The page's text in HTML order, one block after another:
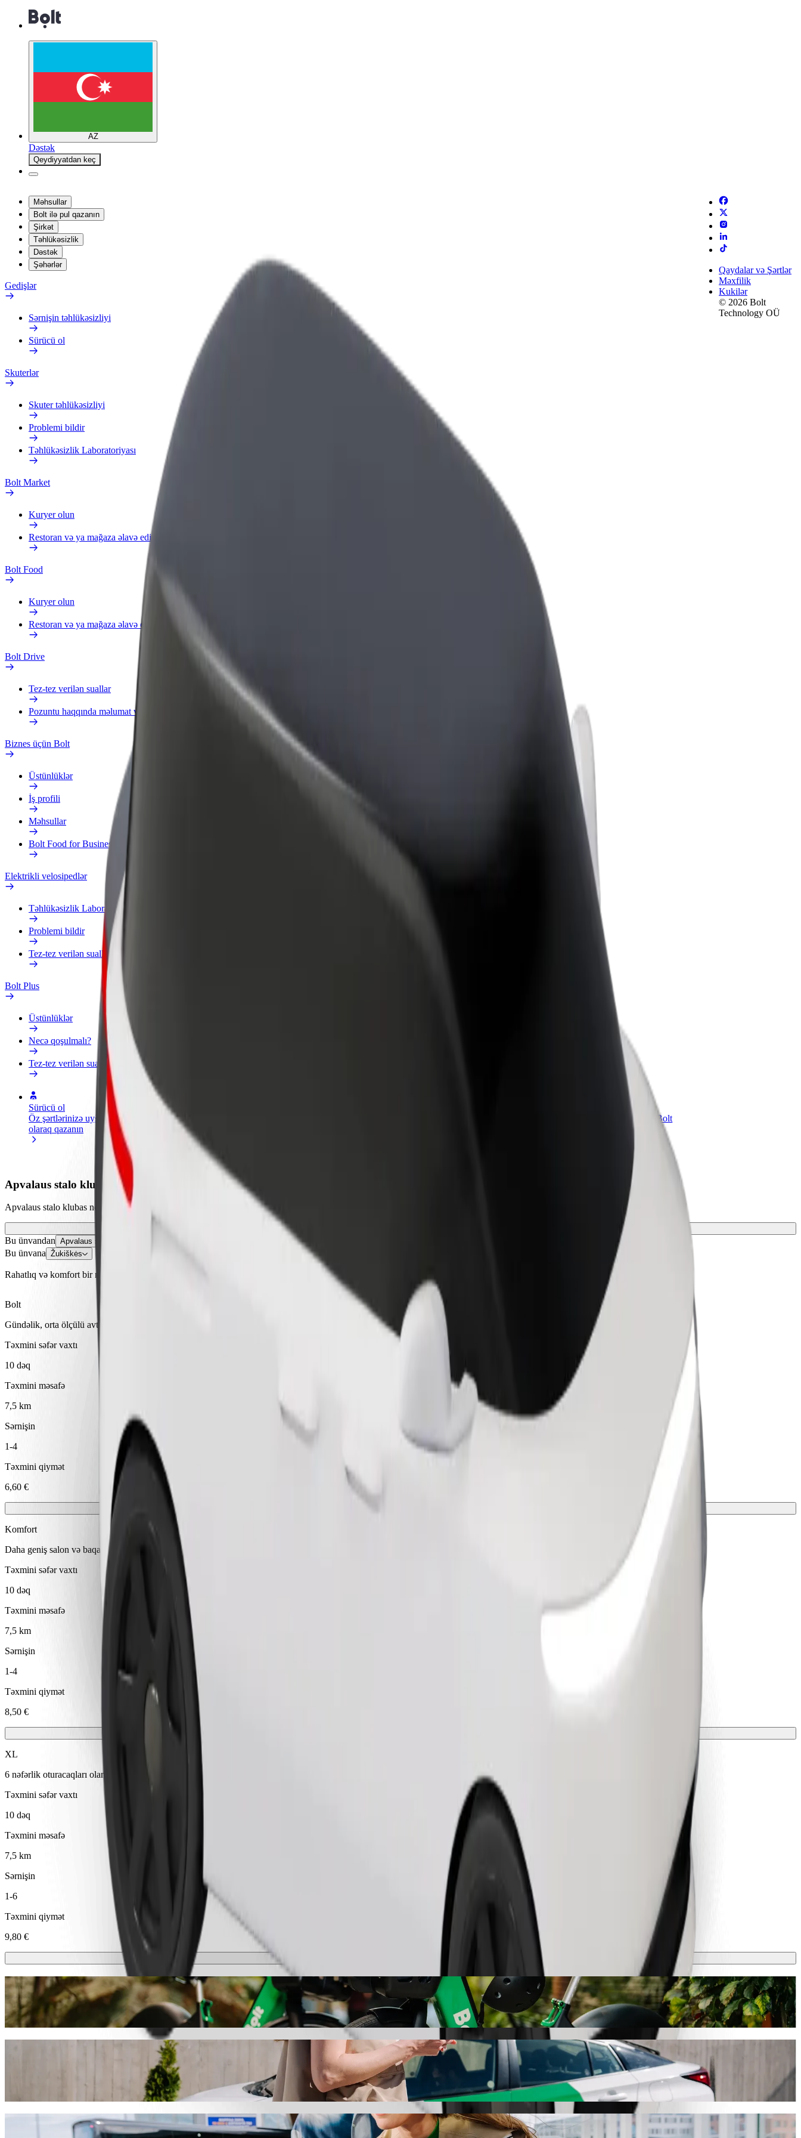
AZ
Dəstək
Qeydiyyatdan keç
Məhsullar
Bolt ilə pul qazanın
Şirkət
Təhlükəsizlik
Dəstək
Şəhərlər
Gedişlər
Sərnişin təhlükəsizliyi
Sürücü ol
Skuterlər
Skuter təhlükəsizliyi
Problemi bildir
Təhlükəsizlik Laboratoriyası
Bolt Market
Kuryer olun
Restoran və ya mağaza əlavə edin
Bolt Food
Kuryer olun
Restoran və ya mağaza əlavə edin
Bolt Drive
Tez-tez verilən suallar
Pozuntu haqqında məlumat verin
Biznes üçün Bolt
Üstünlüklər
İş profili
Məhsullar
Bolt Food for Business
Elektrikli velosipedlər
Təhlükəsizlik Laboratoriyası
Problemi bildir
Tez-tez verilən suallar
Bolt Plus
Üstünlüklər
Necə qoşulmalı?
Tez-tez verilən suallar
Sürücü ol
Öz şərtlərinizə uyğun
olaraq qazanın
Kuryer kimi qoşul
Yemək çatdırın və həftəlik
Biznesiniz üçün miqyaslandırılmış Bolt
Qaydalar və Şərtlər
Məxfilik
Kukilər
© 2026 Bolt
Technology OÜ
Apvalaus stalo klubas – Žukiškės istiqamətində necə səfər etmək olar?
Apvalaus stalo klubas nöqtəsindən Žukiškės nöqtəsinə çatmağın ən yaxşı yolunu axtarırsınız? Xidmətlərimizi araşdırın və sizin üçün ən mükəmməl gedişi tapın.
Bu ünvandan Apvalaus stalo klubas
Bu ünvana Žukiškės
Rahatlıq və komfort bir neçə toxunuşla əlinizdə!
Bolt
Gündəlik, orta ölçülü avtomobillərdə etibarlı gedişlər.
Təxmini səfər vaxtı
10 dəq
Təxmini məsafə
7,5 km
Sərnişin
1-4
Təxmini qiymət
6,60 €
Komfort
Daha geniş salon və baqaj yeri olan daha böyükölçülü avtomobillər
Təxmini səfər vaxtı
10 dəq
Təxmini məsafə
7,5 km
Sərnişin
1-4
Təxmini qiymət
8,50 €
XL
6 nəfərlik oturacaqları olan böyük avtomobillər
Təxmini səfər vaxtı
10 dəq
Təxmini məsafə
7,5 km
Sərnişin
1-6
Təxmini qiymət
9,80 €
Skuterlər və ya E-velosipedlər
Trakay şəhərində skuterlər və ya elektrik velosipedləri ilə hərəkət edin
Bolt Tətbiqini endir
Bolt ilə gediş sifariş edərək Apvalaus stalo klubas nöqtəsindən Žukiškės nöqtəsinə gedin
Žukiškės ünvanına getmək üçün Bolt ilə gediş sifariş etməyi tövsiyə edirik — ən yaxşı qiymətlər sizi gözləyir. Bolt ilə bu gediş təxminən 10 dəq çəkəcək və sizə təxminən 6,60 € EUR başa gələcək. Nə olursa
olsun, sizin üçün mükəmməl nəqliyyat vasitəsini tapacağıq.
Apvalaus stalo klubas nöqtəsindən Žukiškės nöqtəsinə getmək üçün Bolt xidmətləri